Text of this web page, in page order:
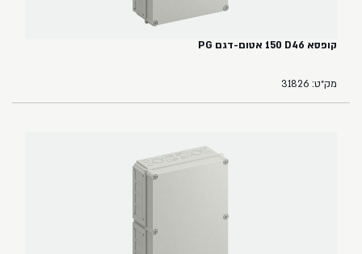
קופסא ‏46‏D‏ ‏150‏ אטום-דגם PG
מק״ט: 31826